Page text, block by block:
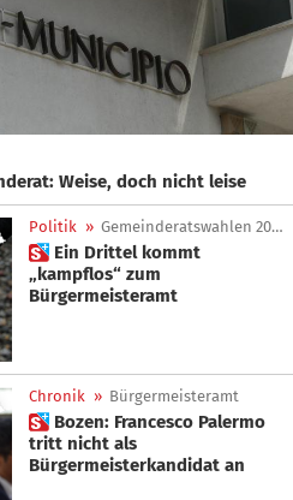
 Bis zu 40 Jahre im Gemeinderat: Weise, doch nicht leise
Politik » Gemeinderatswahlen 2025
 Ein Drittel kommt
„kampflos“ zum
Bürgermeisteramt
Chronik » Bürgermeisteramt
 Bozen: Francesco Palermo
tritt nicht als
Bürgermeisterkandidat an